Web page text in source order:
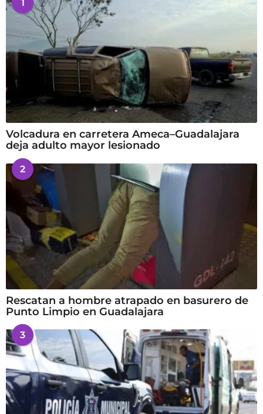
1
Volcadura en carretera Ameca–Guadalajara
deja adulto mayor lesionado
2
Rescatan a hombre atrapado en basurero de
Punto Limpio en Guadalajara
3